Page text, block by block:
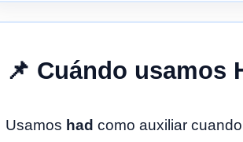
📌 Cuándo usamos
Usamos had como auxiliar